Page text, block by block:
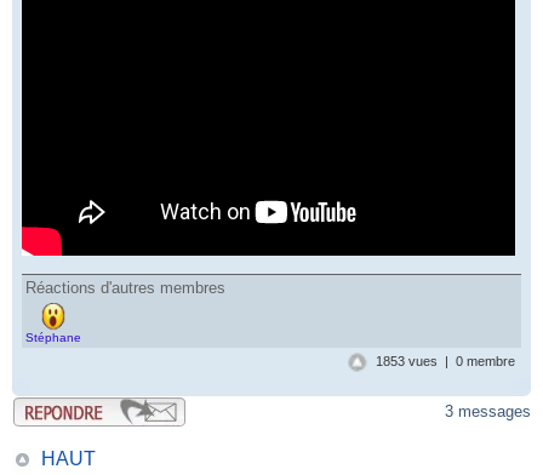
Réactions d'autres membres
Stéphane
1853 vues | 0 membre
3 messages
HAUT